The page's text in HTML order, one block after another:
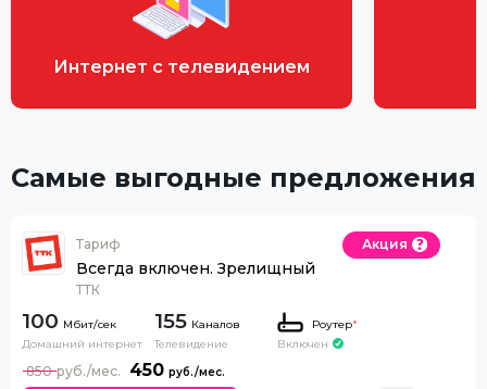
Интернет с телевидением
Самые выгодные предложения
Тариф
Всегда включен. Зрелищный
ТТК
Акция
100
Домашний интернет
155 Каналов
Телевидение
Роутер*
Включен
450
850